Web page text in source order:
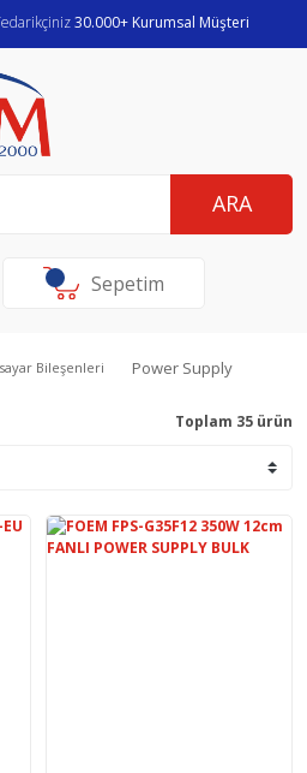
30.000+ Kurumsal Müşteri
ARA
Sepetim
Bileşenleri Power Supply
Toplam 35 ürün